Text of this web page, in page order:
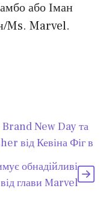
або Іман
Ms. Marvel.
New Day та
від Кевіна Фіг в
обнадійливі
глави Marvel